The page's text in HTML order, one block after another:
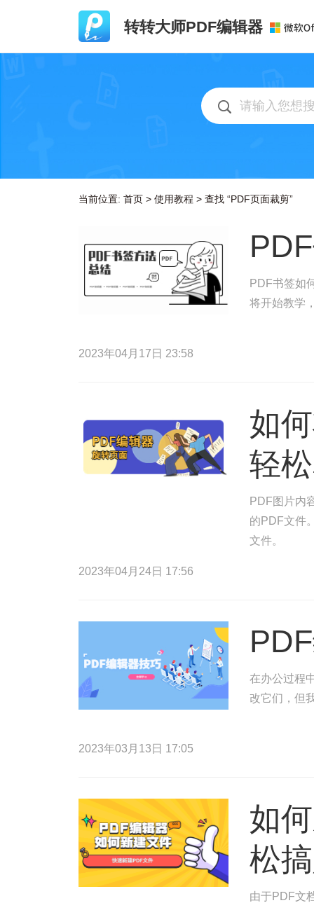
转转大师PDF编辑器
当前位置: 首页 > 使用教程 > 查找 “PDF页面裁剪”
PDF书签如
将开始教学
2023年04月17日 23:58
如
轻
PDF图片内
的PDF文件
文件。
2023年04月24日 17:56
在办公过程
改它们，但
2023年03月13日 17:05
如
松
由于PDF文